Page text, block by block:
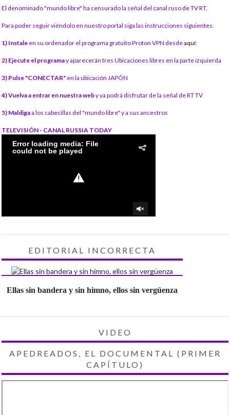
El denominado "mundo libre" ha censurado la señal del canal ruso de TV RT.
Para poder seguir viéndolo en nuestro portal siga las instrucciones siguientes:
1) Instale en su ordenador el programa gratuito Proton VPN desdeaquí:
2) Ejecute el programay aparecerán tres Ubicaciones libres en la parte izquierda
3) Pulse "CONECTAR" en la ubicación JAPÓN
4) Vuelva a entrar en nuestra weby ya podrá disfrutar de la señal de RT TV
5) Maldigaa los cabecillas del "mundo libre" y a sus ancestros
TELEVISIÓN - CANAL RUSSIA TODAY
EDITORIAL INCORRECTA
Ellas sin bandera y sin himno, ellos sin vergüenza
VIDEO
APEDREADOS, EL DOCUMENTAL (PRIMER
CAPÍTULO)